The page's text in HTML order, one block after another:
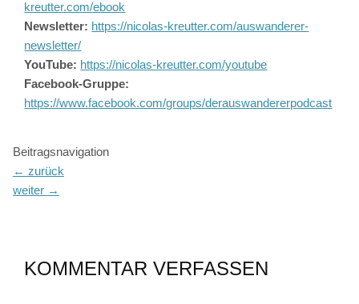
kreutter.com/ebook
Newsletter: https://nicolas-kreutter.com/auswanderer-
newsletter/
YouTube: https://nicolas-kreutter.com/youtube
Facebook-Gruppe:
https://www.facebook.com/groups/derauswandererpodcast
Beitragsnavigation
← zurück
weiter →
KOMMENTAR VERFASSEN